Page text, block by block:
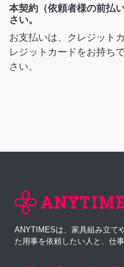
本契約（依頼者様の前払
さい。
お支払いは、クレジット
レジットカードをお持ち
さい。
ANYTIMESは、家具組み立て
た用事を依頼したい人と、仕